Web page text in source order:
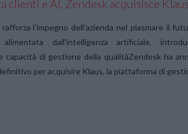
clienti e AI, Zendesk acquisisce
rafforza l’impegno dell’azienda nel plasmare il
alimentata dall’intelligenza artificiale,
capacità di gestione della qualitàZendesk ha
per acquisire Klaus, la piattaforma di